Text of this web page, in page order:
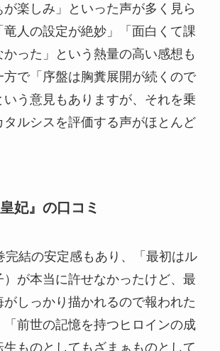
楽しみ」といった声が多く見ら
竜人の設定が絶妙」「面白くて課
った」という熱量の高い感想も
方で「序盤は胸糞展開が続くので
う意見もありますが、それを乗
タルシスを評価する声がほとんど
妃』の口コミ
完結の安定感もあり、「最初はル
）が本当に許せなかったけど、最
しっかり描かれるので報われた
前世の記憶を持つヒロインの成
ものとしてもざまぁものとして